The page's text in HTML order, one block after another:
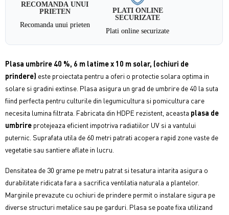
RECOMANDA UNUI
PRIETEN
Recomanda unui prieten
PLATI ONLINE
SECURIZATE
Plati online securizate
Plasa umbrire 40 %, 6 m latime x 10 m solar, (ochiuri de
prindere) este proiectata pentru a oferi o protectie solara optima in
solare si gradini extinse. Plasa asigura un grad de umbrire de 40 la suta
fiind perfecta pentru culturile din legumicultura si pomicultura care
necesita lumina filtrata. Fabricata din HDPE rezistent, aceasta plasa de
umbrire protejeaza eficient impotriva radiatiilor UV si a vantului
puternic. Suprafata utila de 60 metri patrati acopera rapid zone vaste de
vegetatie sau santiere aflate in lucru.
Densitatea de 30 grame pe metru patrat si tesatura intarita asigura o
durabilitate ridicata fara a sacrifica ventilatia naturala a plantelor.
Marginile prevazute cu ochiuri de prindere permit o instalare sigura pe
diverse structuri metalice sau pe garduri. Plasa se poate fixa utilizand